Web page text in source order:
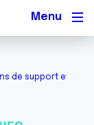
de support et